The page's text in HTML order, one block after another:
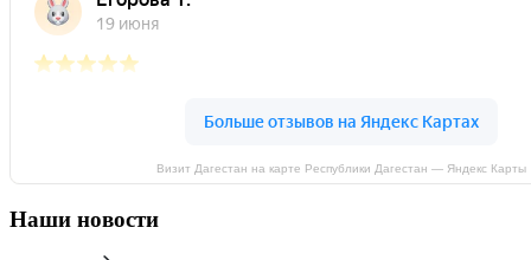
Визит Дагестан на карте Республики Дагестан — Яндекс Карты
Наши новости